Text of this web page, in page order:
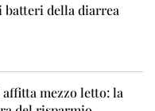
batteri della diarrea
mezzo letto: la